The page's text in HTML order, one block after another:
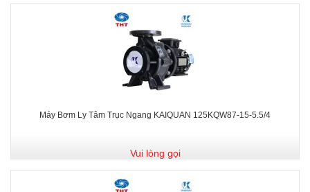
Máy Bơm Ly Tâm Trục Ngang KAIQUAN 125KQW87-15-5.5/4
Vui lòng gọi